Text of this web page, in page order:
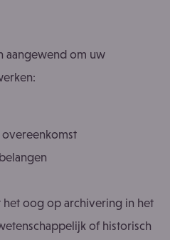
aangewend om uw
oog op archivering in het
of historisch